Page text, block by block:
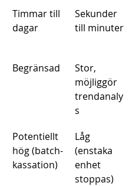
Timmar till
dagar
Sekunder
till minuter
Begränsad
Stor,
möjliggör
trendanaly
s
Potentiellt
hög (batch-
kassation)
Låg
(enstaka
enhet
stoppas)